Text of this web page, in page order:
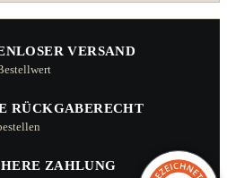
VERSAND
RÜCKGABERECHT
ZAHLUNG